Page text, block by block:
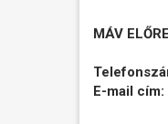
MÁV
E-mail cím: